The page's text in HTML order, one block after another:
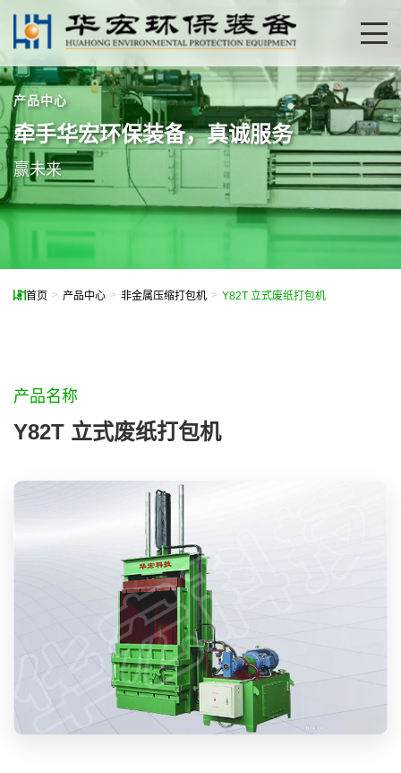
关于我们
公司简介
公司荣誉
产品中心
生活垃圾处理设备
液压剪切
新闻中心
行业新闻
产品中心
牵手华宏环保装备，真诚服务
赢未来
首页 > 产品中心 > 非金属压缩打包机 > Y82T 立式废纸打包机
产品名称
Y82T 立式废纸打包机